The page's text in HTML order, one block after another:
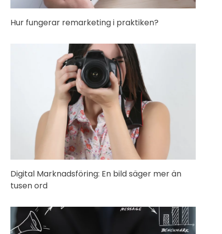
Hur fungerar remarketing i praktiken?
Digital Marknadsföring: En bild säger mer än
tusen ord